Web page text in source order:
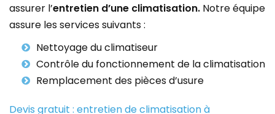
assurer l’entretien d’une climatisation. Notre équipe
assure les services suivants :
Nettoyage du climatiseur
Contrôle du fonctionnement de la climatisation
Remplacement des pièces d’usure
Devis gratuit : entretien de climatisation à